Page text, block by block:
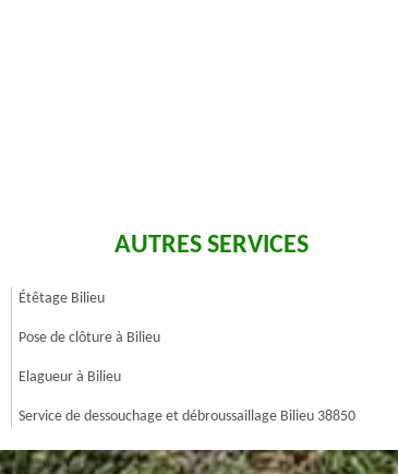
AUTRES SERVICES
Étêtage Bilieu
Pose de clôture à Bilieu
Elagueur à Bilieu
Service de dessouchage et débroussaillage Bilieu 38850